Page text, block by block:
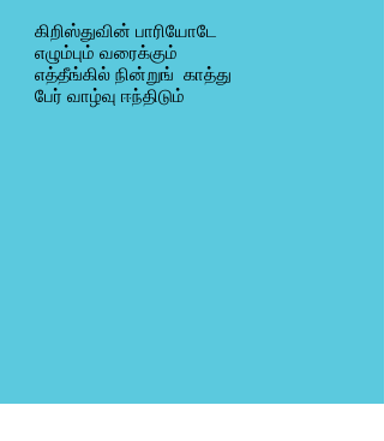
கிறிஸ்துவின் பாரியோடே
எழும்பும் வரைக்கும்
எத்தீங்கில் நின்றுங் காத்து
பேர் வாழ்வு ஈந்திடும்